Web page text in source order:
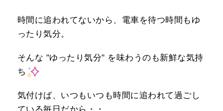
時間に追われてないから、電車を待つ時間もゆ
ったり気分。
そんな "ゆったり気分" を味わうのも新鮮な気持
ち
気付けば、いつもいつも時間に追われて過ごし
ている毎日だから・・